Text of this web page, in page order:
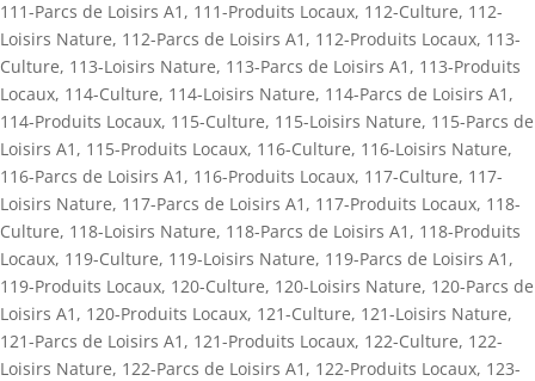
111-Parcs de Loisirs A1 , 111-Produits Locaux, 112-Culture, 112-
Loisirs Nature, 112-Parcs de Loisirs A1 , 112-Produits Locaux, 113-
Culture, 113-Loisirs Nature, 113-Parcs de Loisirs A1 , 113-Produits
Locaux, 114-Culture, 114-Loisirs Nature, 114-Parcs de Loisirs A1 ,
114-Produits Locaux, 115-Culture, 115-Loisirs Nature, 115-Parcs de
Loisirs A1 , 115-Produits Locaux, 116-Culture, 116-Loisirs Nature,
116-Parcs de Loisirs A1 , 116-Produits Locaux, 117-Culture, 117-
Loisirs Nature, 117-Parcs de Loisirs A1 , 117-Produits Locaux, 118-
Culture, 118-Loisirs Nature, 118-Parcs de Loisirs A1 , 118-Produits
Locaux, 119-Culture, 119-Loisirs Nature, 119-Parcs de Loisirs A1 ,
119-Produits Locaux, 120-Culture, 120-Loisirs Nature, 120-Parcs de
Loisirs A1 , 120-Produits Locaux, 121-Culture, 121-Loisirs Nature,
121-Parcs de Loisirs A1 , 121-Produits Locaux, 122-Culture, 122-
Loisirs Nature, 122-Parcs de Loisirs A1 , 122-Produits Locaux, 123-